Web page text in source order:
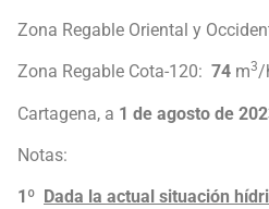
Zona Regable Oriental y
Zona Regable Cota-120: 74 m3/
Cartagena, a 1 de agosto de
Notas:
1º Dada la actual situación